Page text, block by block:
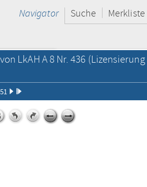
Navigator Suche Merkliste
LkAH A 8 Nr. 436